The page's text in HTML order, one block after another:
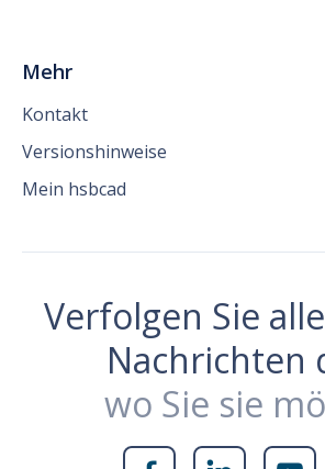
Mehr
Kontakt
Versionshinweise
Mein hsbcad
Verfolgen Sie
Nachrichten
wo Sie sie